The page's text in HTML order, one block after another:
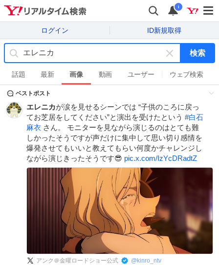
i
ログイン ID新規取得
キ
ー
ワ
ド
を
消
す
検索
話題 最新 画像 動画 ユーザー ウェブ検索
ベストポスト
エレニカが涙を見せるシーンでは “子供のころに戻っ
てお芝居をしてください”と演出を受けたという #白石
麻衣 さん。 モニターを見ながら演じるのはとても難
しかったそうですが声だけに集中して思い切り感情を
爆発させてもいいと教えてもらい何度かチャレンジし
ながら演じきったそうです😎 pic.x.com/IzYcDRadtZ
アンク＠金曜ロードショー公式 @ kinro_ntv